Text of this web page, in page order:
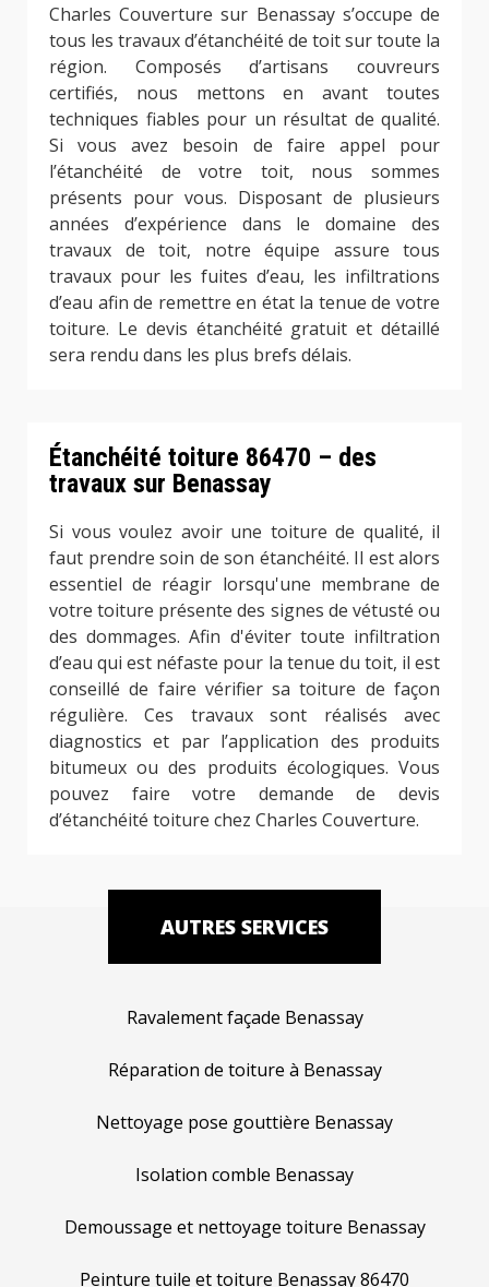
Charles Couverture sur Benassay s’occupe de
tous les travaux d’étanchéité de toit sur toute la
région. Composés d’artisans couvreurs
certifiés, nous mettons en avant toutes
techniques fiables pour un résultat de qualité.
Si vous avez besoin de faire appel pour
l’étanchéité de votre toit, nous sommes
présents pour vous. Disposant de plusieurs
années d’expérience dans le domaine des
travaux de toit, notre équipe assure tous
travaux pour les fuites d’eau, les infiltrations
d’eau afin de remettre en état la tenue de votre
toiture. Le devis étanchéité gratuit et détaillé
sera rendu dans les plus brefs délais.
Étanchéité toiture 86470 – des
travaux sur Benassay
Si vous voulez avoir une toiture de qualité, il
faut prendre soin de son étanchéité. Il est alors
essentiel de réagir lorsqu'une membrane de
votre toiture présente des signes de vétusté ou
des dommages. Afin d'éviter toute infiltration
d’eau qui est néfaste pour la tenue du toit, il est
conseillé de faire vérifier sa toiture de façon
régulière. Ces travaux sont réalisés avec
diagnostics et par l’application des produits
bitumeux ou des produits écologiques. Vous
pouvez faire votre demande de devis
d’étanchéité toiture chez Charles Couverture.
AUTRES SERVICES
Ravalement façade Benassay
Réparation de toiture à Benassay
Nettoyage pose gouttière Benassay
Isolation comble Benassay
Demoussage et nettoyage toiture Benassay
Peinture tuile et toiture Benassay 86470